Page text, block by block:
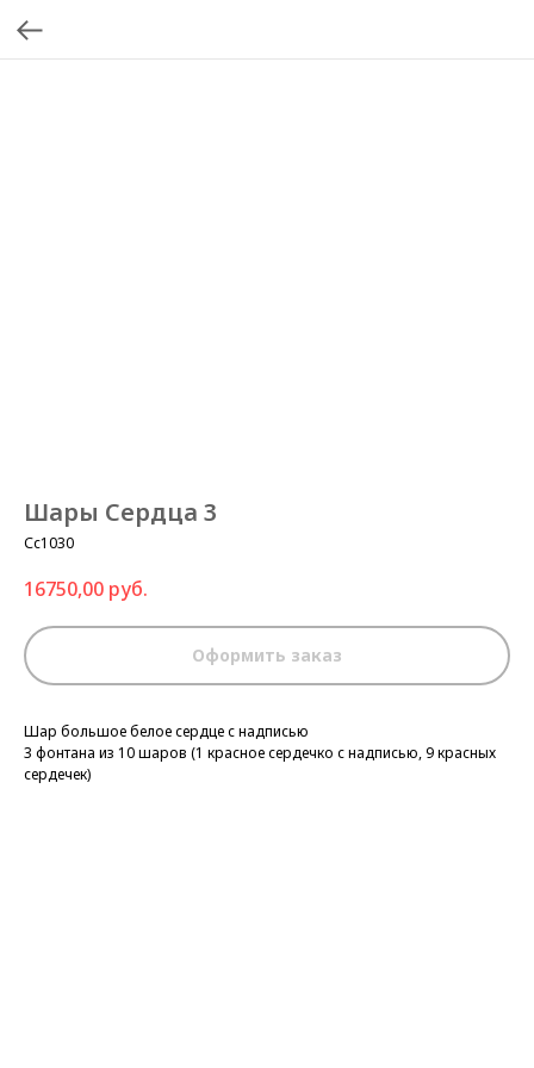
Шары Сердца 3
Сс1030
16750,00 руб.
Оформить заказ
Шар большое белое сердце с надписью
3 фонтана из 10 шаров (1 красное сердечко с надписью, 9 красных
сердечек)